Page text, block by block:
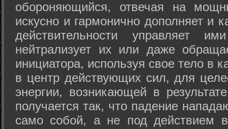
обороняющийся, отвечая на
искусно и гармонично дополняет и
действительности управляет
нейтрализует их или даже
инициатора, используя свое тело в
в центр действующих сил, для
энергии, возникающей в
получается так, что падение
само собой, а не под действием